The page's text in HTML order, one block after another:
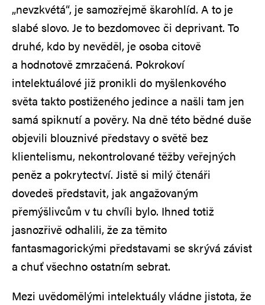
„nevzkvétá“, je samozřejmě škarohlíd. A to je
slabé slovo. Je to bezdomovec či deprivant. To
druhé, kdo by nevěděl, je osoba citově
a hodnotově zmrzačená. Pokrokoví
intelektuálové již pronikli do myšlenkového
světa takto postiženého jedince a našli tam jen
samá spiknutí a pověry. Na dně této bědné duše
objevili blouznivé představy o světě bez
klientelismu, nekontrolované těžby veřejných
peněz a pokrytectví. Jistě si milý čtenáři
dovedeš představit, jak angažovaným
přemýšlivcům v tu chvíli bylo. Ihned totiž
jasnozřivě odhalili, že za těmito
fantasmagorickými představami se skrývá závist
a chuť všechno ostatním sebrat.
Mezi uvědomělými intelektuály vládne jistota, že